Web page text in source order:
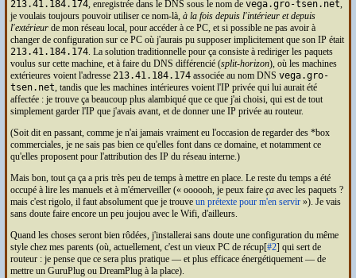
213.41.184.174, enregistrée dans le DNS sous le nom de vega.gro-tsen.net,
je voulais toujours pouvoir utiliser ce nom-là, à la fois depuis l'intérieur et depuis
l'extérieurde mon réseau local, pour accéder à ce PC, et si possible ne pas avoir à
changer de configuration sur ce PCoù j'aurais pu supposer implicitement que son IPétait
213.41.184.174. La solution traditionnelle pour ça consiste à rediriger les paquets
voulus sur cette machine, et à faire du DNS différencié (split-horizon), où les machines
extérieures voient l'adresse 213.41.184.174associée au nom DNS vega.gro-
tsen.net, tandis que les machines intérieures voient l'IPprivée qui lui aurait été
affectée : je trouve ça beaucoup plus alambiqué que ce que j'ai choisi, qui est de tout
simplement garder l'IPque j'avais avant, et de donner une IPprivée au routeur.
(Soit dit en passant, comme je n'ai jamais vraiment eu l'occasion de regarder des *box
commerciales, je ne sais pas bien ce qu'elles font dans ce domaine, et notamment ce
qu'elles proposent pour l'attribution des IPdu réseau interne.)
Mais bon, tout ça ça a pris très peu de temps à mettre en place. Le reste du temps a été
occupé à lire les manuels et à m'émerveiller (
oooooh, je peux faire çaavec les paquets ?
mais c'est rigolo, il faut absolument que je trouve un prétexte pour m'en servir
). Je vais
sans doute faire encore un peu joujou avec le Wifi, d'ailleurs.
Quand les choses seront bien rôdées, j'installerai sans doute une configuration du même
style chez mes parents (où, actuellement, c'est un vieux PCde récup[#2] qui sert de
routeur : je pense que ce sera plus pratique — et plus efficace énergétiquement — de
mettre un GuruPlug ou DreamPlug à la place).